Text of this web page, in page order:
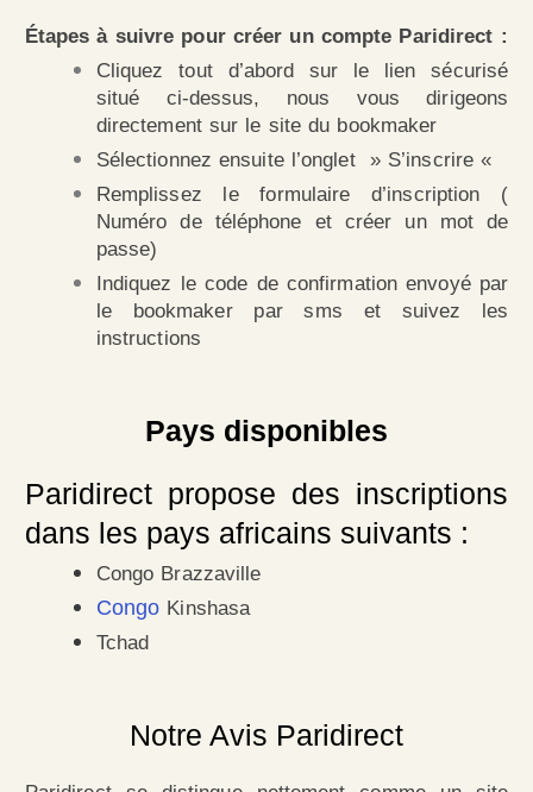
Étapes à suivre pour créer un compte Paridirect :
Cliquez tout d’abord sur le lien sécurisé
situé ci-dessus, nous vous dirigeons
directement sur le site du bookmaker
Sélectionnez ensuite l’onglet » S’inscrire «
Remplissez le formulaire d’inscription (
Numéro de téléphone et créer un mot de
passe)
Indiquez le code de confirmation envoyé par
le bookmaker par sms et suivez les
instructions
Pays disponibles
Paridirect propose des inscriptions
dans les pays africains suivants :
Congo Brazzaville
Congo Kinshasa
Tchad
Notre Avis Paridirect